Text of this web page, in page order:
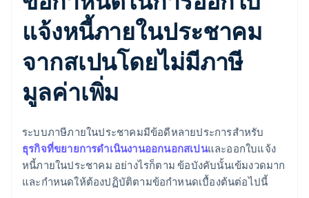
แจ้งหนี้ภายในประชาคม
จากสเปนโดยไม่มีภาษี
มูลค่าเพิ่ม
ระบบภาษีภายในประชาคมมีข้อดีหลายประการสำหรับ
ธุรกิจที่ขยายการดำเนินงานออกนอกสเปนและออกใบแจ้ง
หนี้ภายในประชาคม อย่างไรก็ตาม ข้อบังคับนั้นเข้มงวดมาก
และกำหนดให้ต้องปฏิบัติตามข้อกำหนดเบื้องต้นต่อไปนี้